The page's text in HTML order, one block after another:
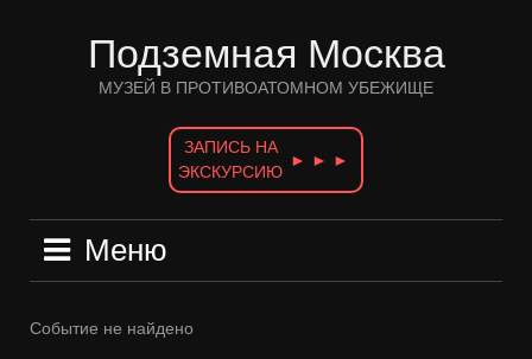
Подземная Москва
МУЗЕЙ В ПРОТИВОАТОМНОМ УБЕЖИЩЕ
ЗАПИСЬ НА
ЭКСКУРСИЮ
► ► ►
Меню
Событие не найдено